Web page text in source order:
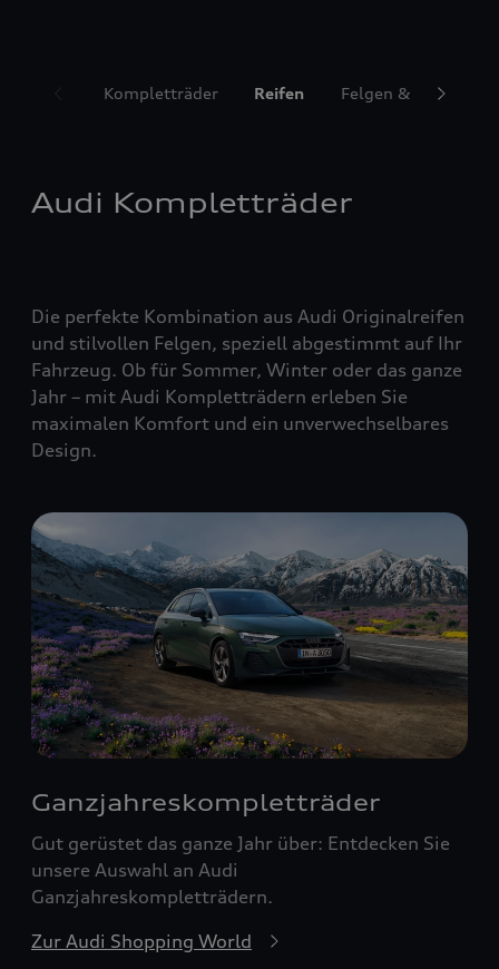
Kompletträder Reifen Felgen &
Audi Kompletträder
Die perfekte Kombination aus Audi Originalreifen
und stilvollen Felgen, speziell abgestimmt auf Ihr
Fahrzeug. Ob für Sommer, Winter oder das ganze
Jahr – mit Audi Kompletträdern erleben Sie
maximalen Komfort und ein unverwechselbares
Design.
Ganzjahreskomplett­räder
Gut gerüstet das ganze Jahr über: Entdecken Sie
unsere Auswahl an Audi
Ganzjahreskompletträdern.
Zur Audi Shopping World